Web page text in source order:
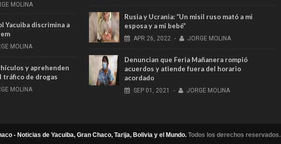
MOLINA
Yacuiba discrimina a
MOLINA
y aprehenden
tráfico de drogas
MOLINA
Rusia y Ucrania: “Un misil ruso mató a mi
esposa y a mi bebé”
APR 26, 2022 - JORGE MOLINA
Denuncian que Feria Mañanera rompió
acuerdos y atiende fuera del horario
acordado
SEP 01, 2021 - JORGE MOLINA
- Noticias de Yacuiba, Gran Chaco, Tarija, Bolivia y el Mundo. Todos los derechos reservados.